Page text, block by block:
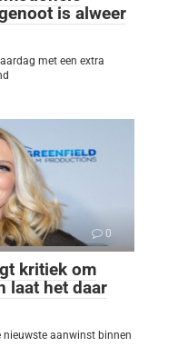
is alweer
met een extra
0
kritiek om
laat het daar
aanwinst binnen